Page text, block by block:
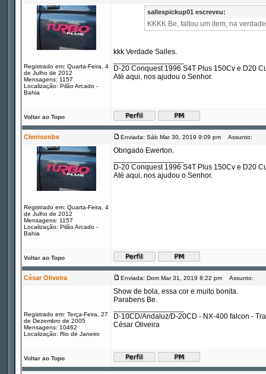
Registrado em: Quarta-Feira, 4
de Julho de 2012
Mensagens: 1157
Localização: Pilão Arcado -
Bahia
sallespickup01 escreveu:
KKKK Be, faltou um item, na
kkk Verdade Salles.
D-20 Conquest 1996 S4T Plus 150Cv e D20
Até aqui, nos ajudou o Senhor.
Voltar ao Topo
Clenisonbe Enviada: Sáb Mar 30, 2019 9:09 pm Assunto:
Registrado em: Quarta-Feira, 4
de Julho de 2012
Mensagens: 1157
Localização: Pilão Arcado -
Bahia
Obrigado Ewerton.
D-20 Conquest 1996 S4T Plus 150Cv e D20
Até aqui, nos ajudou o Senhor.
Voltar ao Topo
César Oliveira Enviada: Dom Mar 31, 2019 8:22 pm Assunto:
Registrado em: Terça-Feira, 27
de Dezembro de 2005
Mensagens: 10462
Localização: Rio de Janeiro
Show de bola, essa cor e muito bonita.
Parabens Be.
D-10CD/Andaluz/D-20CD - NX-400 falcon -
César Oliveira
Voltar ao Topo